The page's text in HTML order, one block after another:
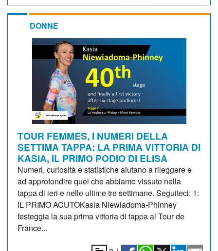
DONNE
TOUR FEMMES, I NUMERI DELLA
SETTIMA TAPPA: LA PRIMA VITTORIA DI
KASIA, IL PRIMO PODIO DI ELISA
Numeri, curiosità e statistiche aiutano a rileggere e
ad approfondire quel che abbiamo vissuto nella
tappa di ieri e nelle ultime tre settimane. Seguiteci: 1:
IL PRIMO ACUTOKasia Niewiadoma-Phinney
festeggia la sua prima vittoria di tappa al Tour de
France...